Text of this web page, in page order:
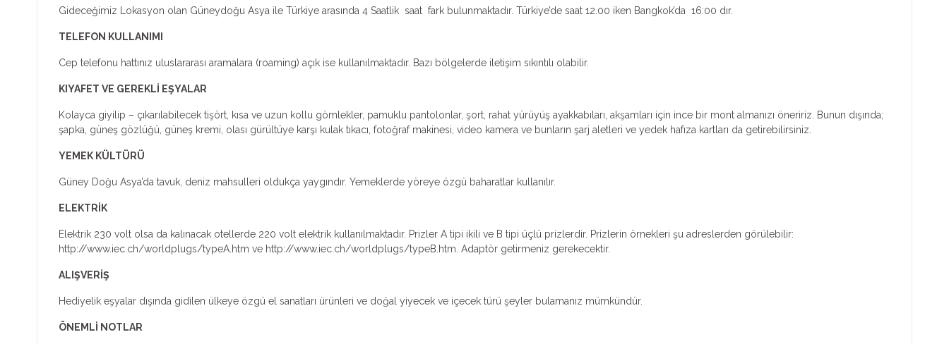
Gideceğimiz Lokasyon olan Güneydoğu Asya ile Türkiye arasında 4 Saatlik saat fark bulunmaktadır. Türkiye’de saat 12.00 iken Bangkok’da 16:00 dır.
TELEFON KULLANIMI
Cep telefonu hattınız uluslararası aramalara (roaming) açık ise kullanılmaktadır. Bazı bölgelerde iletişim sıkıntılı olabilir.
KIYAFET VE GEREKLİ EŞYALAR
Kolayca giyilip – çıkarılabilecek tişört, kısa ve uzun kollu gömlekler, pamuklu pantolonlar, şort, rahat yürüyüş ayakkabıları, akşamları için ince bir mont almanızı öneririz. Bunun dışında;
şapka, güneş gözlüğü, güneş kremi, olası gürültüye karşı kulak tıkacı, fotoğraf makinesi, video kamera ve bunların şarj aletleri ve yedek hafıza kartları da getirebilirsiniz.
YEMEK KÜLTÜRÜ
Güney Doğu Asya’da tavuk, deniz mahsulleri oldukça yaygındır. Yemeklerde yöreye özgü baharatlar kullanılır.
ELEKTRİK
Elektrik 230 volt olsa da kalınacak otellerde 220 volt elektrik kullanılmaktadır. Prizler A tipi ikili ve B tipi üçlü prizlerdir. Prizlerin örnekleri şu adreslerden görülebilir:
http://www.iec.ch/worldplugs/typeA.htm ve http://www.iec.ch/worldplugs/typeB.htm. Adaptör getirmeniz gerekecektir.
ALIŞVERİŞ
Hediyelik eşyalar dışında gidilen ülkeye özgü el sanatları ürünleri ve doğal yiyecek ve içecek türü şeyler bulamanız mümkündür.
ÖNEMLİ NOTLAR